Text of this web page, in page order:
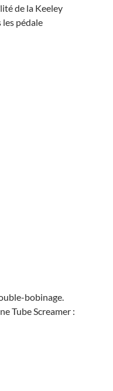
de la Keeley
pédale
bobinage.
Tube Screamer :